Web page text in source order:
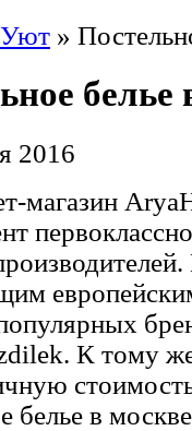
Уют »
2016
магазин
К тому
белье в